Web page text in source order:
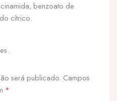
benzoato de
cítrico.
será publicado. Campos
*